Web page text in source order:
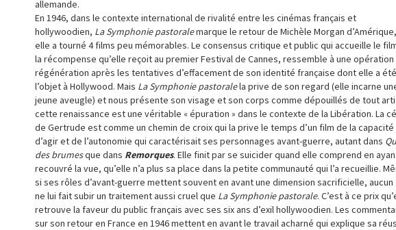
allemande.
En 1946, dans le contexte international de rivalité entre les cinémas français et
hollywoodien, La Symphonie pastoralemarque le retour de Michèle Morgan
elle a tourné 4 films peu mémorables. Le consensus critique et public qui accueille le
la récompense qu’elle reçoit au premier Festival de Cannes, ressemble à une opération
régénération après les tentatives d’effacement de son identité française dont elle a été
l’objet à Hollywood. Mais La Symphonie pastoralela prive de son regard (elle incarne
jeune aveugle) et nous présente son visage et son corps comme dépouillés de tout
cette renaissance est une véritable « épuration » dans le contexte de la Libération. La
de Gertrude est comme un chemin de croix qui la prive le temps d’un film de la capacité
d’agir et de l’autonomie qui caractérisait ses personnages avant-guerre, autant dans
des brumesque dans Remorques. Elle finit par se suicider quand elle comprend en
recouvré la vue, qu’elle n’a plus sa place dans la petite communauté qui l’a recueillie.
si ses rôles d’avant-guerre mettent souvent en avant une dimension sacrificielle, aucun
ne lui fait subir un traitement aussi cruel que La Symphonie pastorale. C’est à ce prix
retrouve la faveur du public français avec ses six ans d’exil hollywoodien. Les
sur son retour en France en 1946 mettent en avant le travail acharné qui explique sa